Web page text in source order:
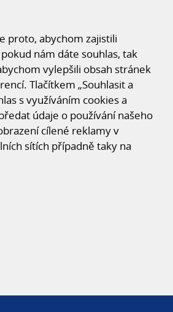
Created byArtWeby| Powered by
proto, abychom zajistili
nám dáte souhlas, tak
vylepšili obsah stránek
Tlačítkem „Souhlasit a
s využíváním cookies a
údaje o používání našeho
cílené reklamy v
sítích případně taky na